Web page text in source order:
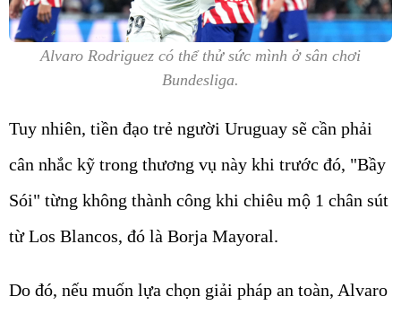
Alvaro Rodriguez có thể thử sức mình ở sân chơi
Bundesliga.
Tuy nhiên, tiền đạo trẻ người Uruguay sẽ cần phải
cân nhắc kỹ trong thương vụ này khi trước đó, "Bầy
Sói" từng không thành công khi chiêu mộ 1 chân sút
từ Los Blancos, đó là Borja Mayoral.
Do đó, nếu muốn lựa chọn giải pháp an toàn, Alvaro